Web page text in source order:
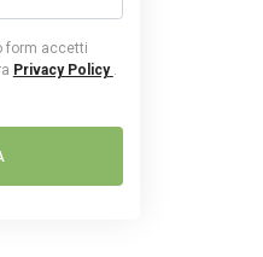
form accetti
Privacy Policy .